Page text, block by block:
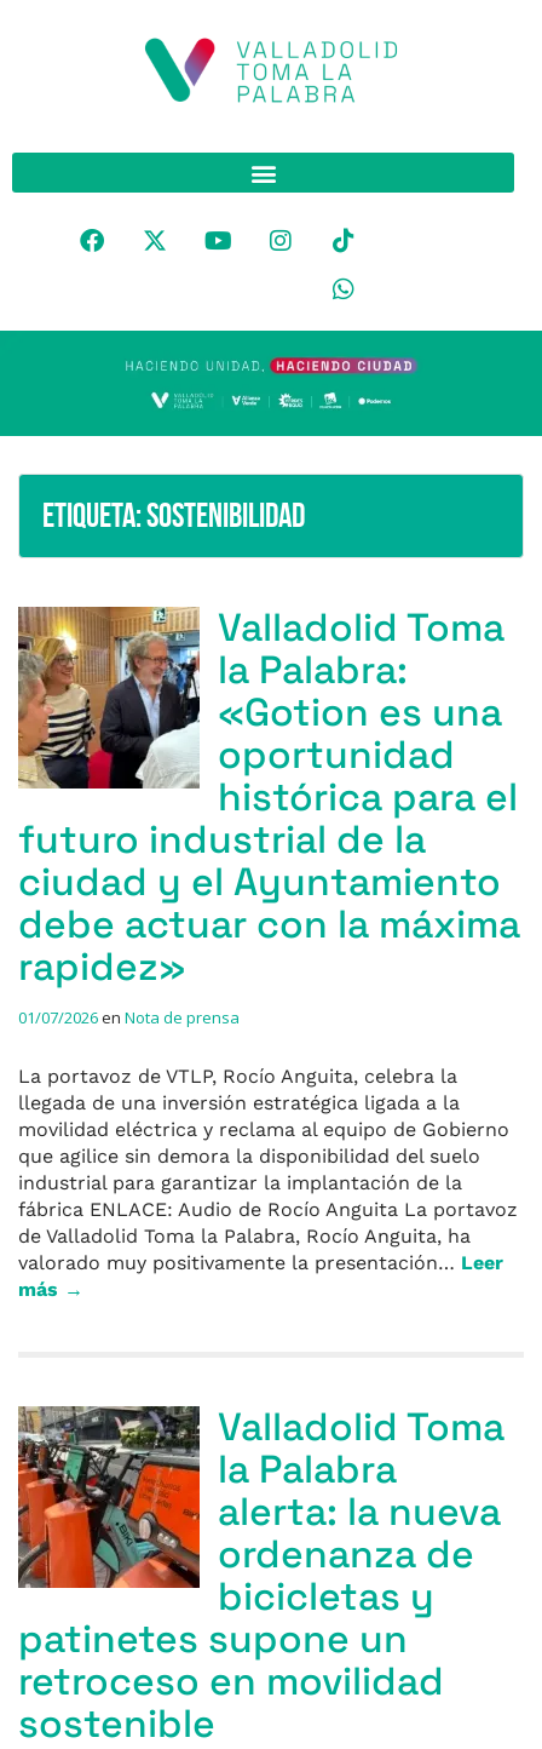
Etiqueta:Sostenibilidad
Valladolid Toma
la Palabra:
«Gotion es una
oportunidad
histórica para el
futuro industrial de la
ciudad y el Ayuntamiento
debe actuar con la máxima
rapidez»
01/07/2026en Nota de prensa
La portavoz de VTLP, Rocío Anguita, celebra la
llegada de una inversión estratégica ligada a la
movilidad eléctrica y reclama al equipo de Gobierno
que agilice sin demora la disponibilidad del suelo
industrial para garantizar la implantación de la
fábrica ENLACE: Audio de Rocío Anguita La portavoz
de Valladolid Toma la Palabra, Rocío Anguita, ha
valorado muy positivamente la presentación… Leer
más →
Valladolid Toma
la Palabra
alerta: la nueva
ordenanza de
bicicletas y
patinetes supone un
retroceso en movilidad
sostenible